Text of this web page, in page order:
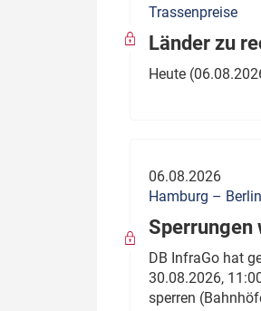
Trassenpreise
Länder zu
Heute
06.08.2026
Hamburg – Berlin
Sperrungen
DB InfraGo hat
30.08.2026,
sperren